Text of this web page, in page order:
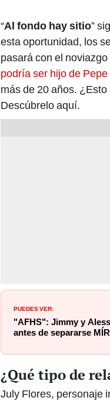
“Al fondo hay sitio”
esta oportunidad, los
pasará con el
podría ser hijo de Pepe
más de 20 años.
Descúbrelo aquí.
PUEDES VER:
"AFHS": Jimmy y
antes de separarse
¿Qué tipo de
July Flores, personaje